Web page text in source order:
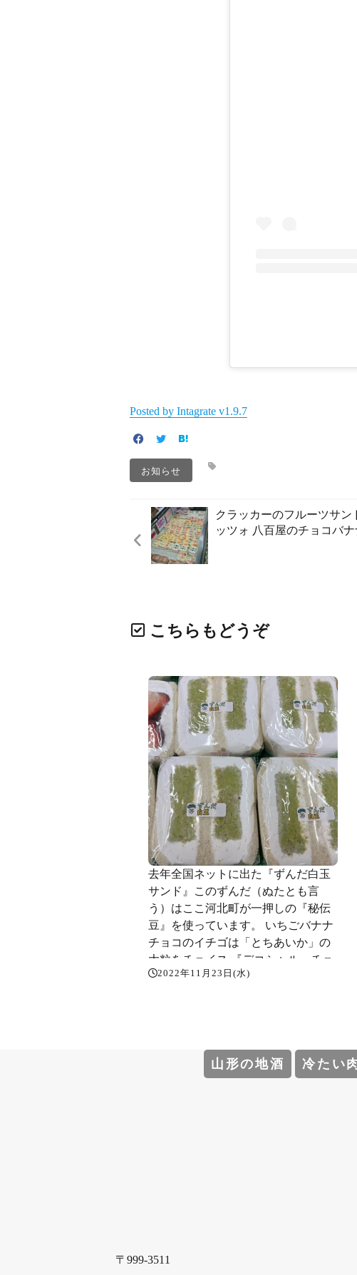
Posted by Intagrate v1.9.7
お知らせ
クラッカーのフルーツサン
ッツォ 八百屋のチョコバナ
こちらもどうぞ
去年全国ネットに出た『ずんだ白玉
サンド』このずんだ（ぬたとも言
う）はここ河北町が一押しの『秘伝
豆』を使っています。 いちごバナナ
チョコのイチゴは「とちあいか」の
大粒をチョイス️ 『デコシャル』チョ
コバナナはアートだ️ 看板犬『いっぷ
2022年11月23日(水)
山形の地酒 冷たい
〒999-3511